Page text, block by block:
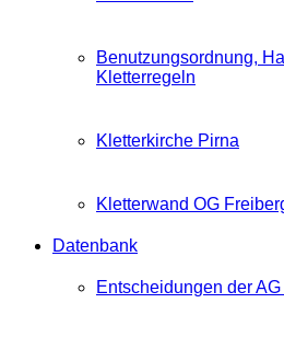
Benutzungsordnung,
Kletterregeln
Kletterkirche Pirna
Kletterwand OG
Datenbank
Entscheidungen der AG